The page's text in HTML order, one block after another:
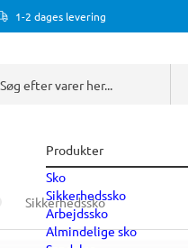
1-2 dages levering
Produkter
Sko
Sikkerhedssko
Arbejdssko
Almindelige sko
Sikkerhedssko